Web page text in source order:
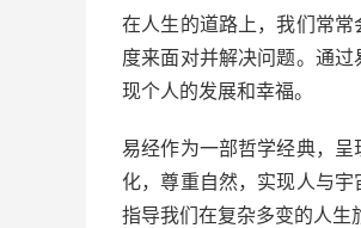
在人生的道路上，我们常
度来面对并解决问题。通
现个人的发展和幸福。
易经作为一部哲学经典，
化，尊重自然，实现人与
指导我们在复杂多变的人生